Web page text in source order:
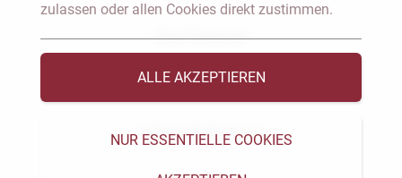
Das Notariat
Vorträge & Veröffentlichungen
Videos & Podcast
zulassen oder allen Cookies direkt zustimmen.
ALLE AKZEPTIEREN
NUR ESSENTIELLE COOKIES